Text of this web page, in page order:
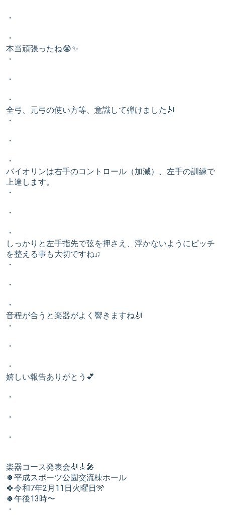
・
・
本当頑張ったね😭✨️
・
・
・
全弓、元弓の使い方等、意識して弾けました🎻
・
・
・
バイオリンは右手のコントロール（加減）、左手の訓練で
上達します。
・
・
・
しっかりと左手指先で弦を押さえ、浮かないようにピッチ
を整える事も大切ですね♫
・
・
・
音程が合うと楽器がよく響きますね🎻
・
・
・
嬉しい報告ありがとう💕
・
・
・
楽器コース発表会🎻🎸🎤
🍀平成スポーツ公園交流棟ホール
🍀令和7年2月11日火曜日🎌
🍀午後13時〜
・